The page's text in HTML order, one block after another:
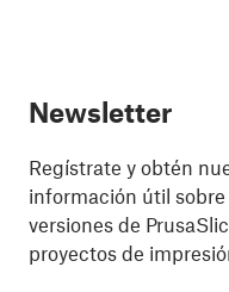
Newsletter
Regístrate y obtén
información útil
versiones de
proyectos de